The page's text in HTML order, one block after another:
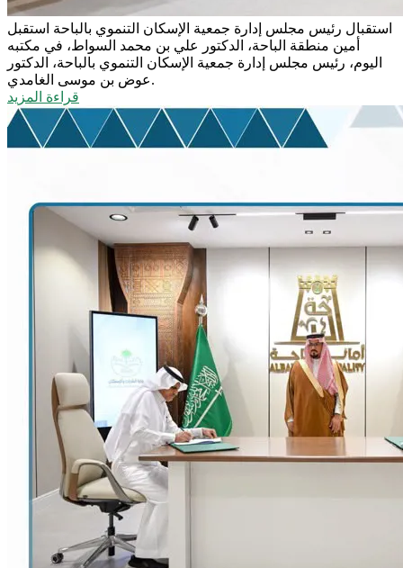
استقبال رئيس مجلس إدارة جمعية الإسكان التنموي بالباحة استقبل
أمين منطقة الباحة، الدكتور علي بن محمد السواط، في مكتبه
اليوم، رئيس مجلس إدارة جمعية الإسكان التنموي بالباحة، الدكتور
عوض بن موسى الغامدي.
قراءة المزيد